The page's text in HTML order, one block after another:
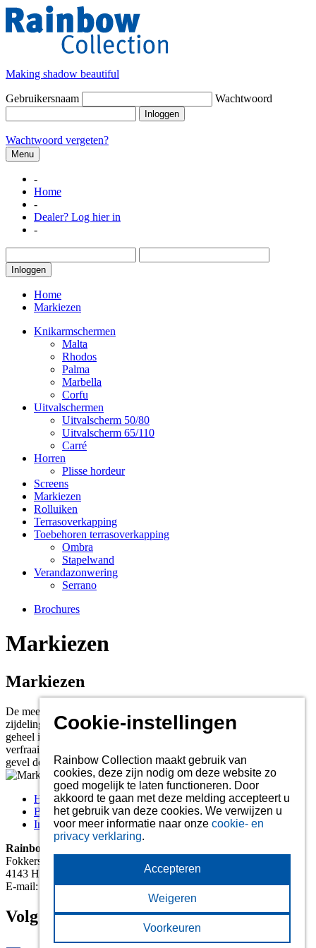
Making shadow beautiful
Gebruikersnaam Wachtwoord
Inloggen
Wachtwoord vergeten?
Menu
-
Home
-
Dealer? Log hier in
-
Inloggen
Home
Markiezen
Knikarmschermen
Malta
Rhodos
Palma
Marbella
Corfu
Uitvalschermen
Uitvalscherm 50/80
Uitvalscherm 65/110
Carré
Horren
Plisse hordeur
Screens
Markiezen
Rolluiken
Terrasoverkapping
Toebehoren terrasoverkapping
Ombra
Stapelwand
Verandazonwering
Serrano
Brochures
Markiezen
Markiezen
De meest fraaie zonwering is de markies. Ongevoelig voor
zijdelingse zoninval en door de verschillende modellen en kleuren
geheel in eigen stijl uit te voeren. Behalve dat een markies een
verfraaiing is voor een klassieke gevel, kan ook op een moderne
gevel de markies voor een verassend effect zorgen.
Home
Brochures
Informatie over de geconfectioneerde doeken
RainbowSol BV
Fokkerstraat 6
4143 HJ Leerdam
E-mail: info@rainbowsol.nl
Volg ons:
Cookie-instellingen
Rainbow Collection maakt gebruik van
cookies, deze zijn nodig om deze website zo
goed mogelijk te laten functioneren. Door
akkoord te gaan met deze melding accepteert u
het gebruik van deze cookies. We verwijzen u
voor meer informatie naar onze cookie- en
privacy verklaring.
Accepteren
Weigeren
Voorkeuren